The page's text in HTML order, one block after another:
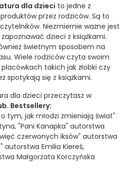
dla dzieci to jedne z
przez rodziców. Są to
Niezmiernie ważne jest
dzieci z książkami.
świetnym sposobem na
Wiele rodziców czyta swoim
takich jak żłobki czy
spotykają się z książkami.
dla dzieci przeczytasz w
Bestsellery:
tym, jak młodzi zmieniają świat"
, "Pani Kanapka" autorstwa
czerwonych iksów" autorstwa
autorstwa Emilia Kiereś,
Małgorzata Korczyńska